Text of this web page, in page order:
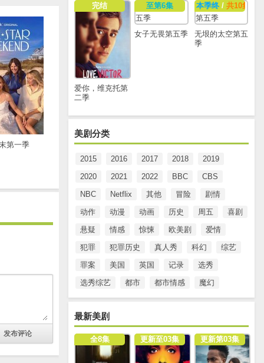
完结
爱你，维克托第
二季
至第6集
女子无畏第五季
本季终/ 共10集
无垠的太空第五
季
美剧分类
2015 2016 2017 2018
2019
2020
2021 2022 BBC
CBS
NBC
Netflix 其他 冒险
剧情
动作
动漫 动画 历史 周五
喜剧
悬疑
情感 惊悚 欧美剧
爱情
犯罪
犯罪历史 真人秀 科幻
综艺
罪案
美国 英国 记录
选秀
选秀综艺
都市 都市情感 魔幻
最新美剧
全8集 更新至03集 更新第03集
第一季